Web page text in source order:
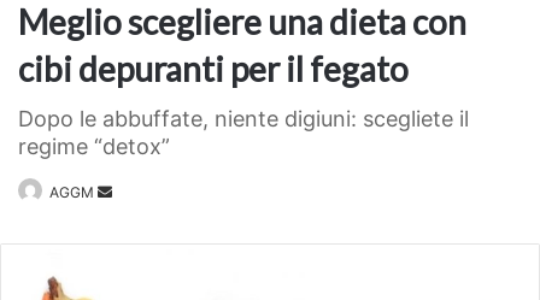
Meglio scegliere una dieta con
cibi depuranti per il fegato
Dopo le abbuffate, niente digiuni: scegliete il
regime “detox”
AGGM
Invia